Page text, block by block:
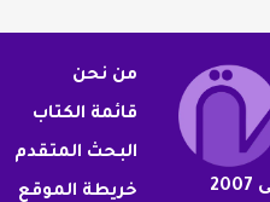
من نحن
قائمة الكتاب
البحث المتقدم
خريطة الموقع